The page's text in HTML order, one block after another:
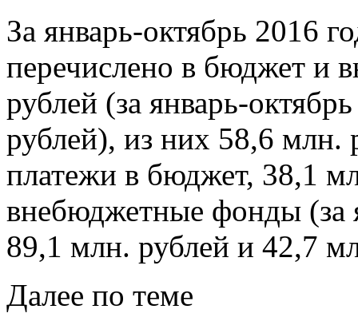
За январь-октябрь 2016
перечислено в бюджет и
рублей (за январь-
рублей), из них 58,6 млн.
платежи в бюджет, 38,1
внебюджетные фонды (за
89,1 млн. рублей и 42,7
Далее по теме